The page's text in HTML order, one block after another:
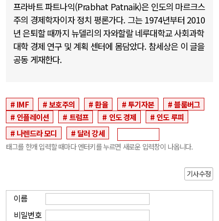
프라바트 파트나익(Prabhat Patnaik)은 인도의 마르크스
주의 경제학자이자 정치 평론가다. 그는 1974년부터 2010
년 은퇴할 때까지 뉴델리의 자와할랄 네루대학교 사회과학
대학 경제 연구 및 계획 센터에 몸담았다. 참세상은 이 글을
공동 게재한다.
IMF 보호주의 환율 투기자본
블룸버그
인플레이션
트럼프 인도 경제
인도 루피
나렌드라 모디
달러 강세
태그를 한개 입력할 때마다 엔터키를 누르면 새로운 입력창이 나옵니다.
기사수정
이름
비밀번호